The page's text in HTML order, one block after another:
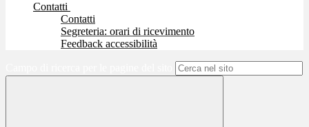
Contatti
Contatti
Segreteria: orari di ricevimento
Feedback accessibilità